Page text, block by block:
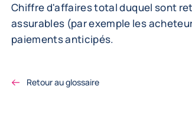
Chiffre d'affaires total duquel sont
assurables (par exemple les
paiements anticipés.
Retour au glossaire